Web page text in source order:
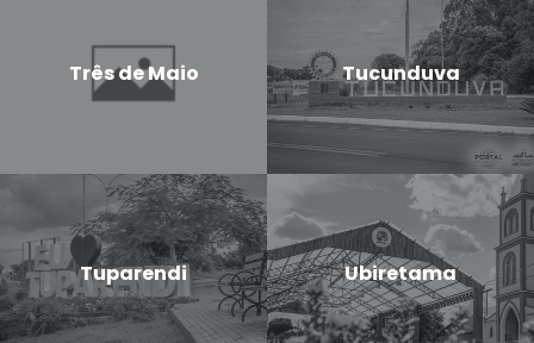
Três de Maio Tucunduva
Tuparendi Ubiretama